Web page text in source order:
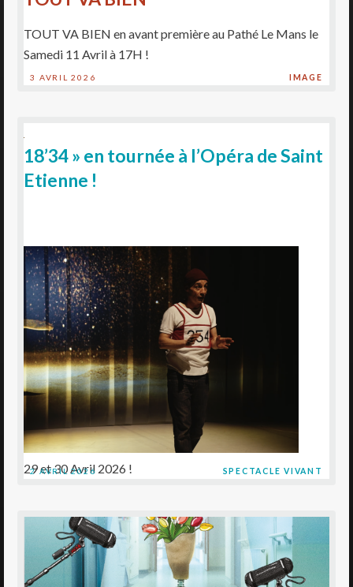
3 AVRIL 2026 IMAGE
TOUT VA BIEN en avant première au Pathé Le Mans le
Samedi 11 Avril à 17H !
18’34 » en tournée à l’Opéra de Saint
Etienne !
2 AVRIL 2026 SPECTACLE VIVANT
29 et 30 Avril 2026 !